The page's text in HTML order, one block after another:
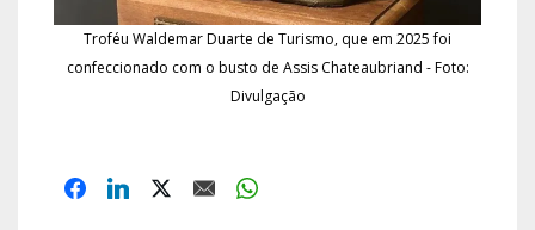
Troféu Waldemar Duarte de Turismo, que em 2025 foi
confeccionado com o busto de Assis Chateaubriand - Foto:
Divulgação